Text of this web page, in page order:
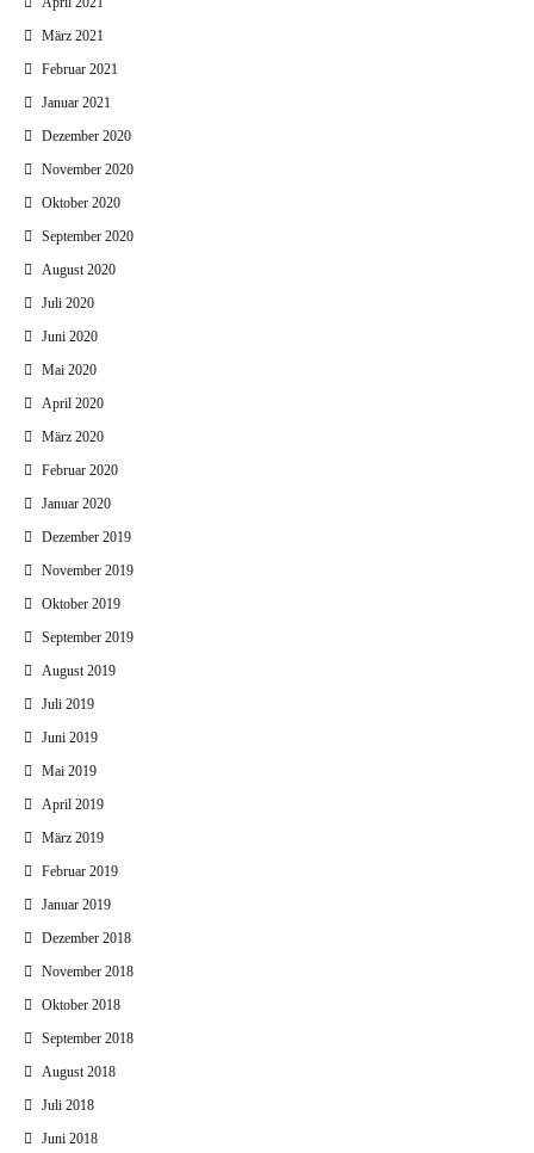
März 2021
Februar 2021
Januar 2021
Dezember 2020
November 2020
Oktober 2020
September 2020
August 2020
Juli 2020
Juni 2020
Mai 2020
April 2020
März 2020
Februar 2020
Januar 2020
Dezember 2019
November 2019
Oktober 2019
September 2019
August 2019
Juli 2019
Juni 2019
Mai 2019
April 2019
März 2019
Februar 2019
Januar 2019
Dezember 2018
November 2018
Oktober 2018
September 2018
August 2018
Juli 2018
Juni 2018